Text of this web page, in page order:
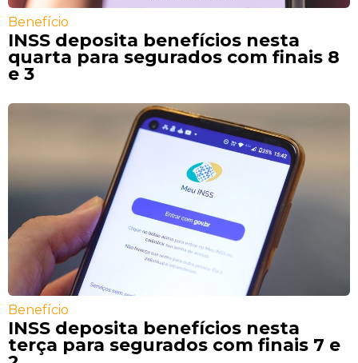
Benefício
INSS deposita benefícios nesta
quarta para segurados com finais 8
e 3
Benefício
INSS deposita benefícios nesta
terça para segurados com finais 7 e